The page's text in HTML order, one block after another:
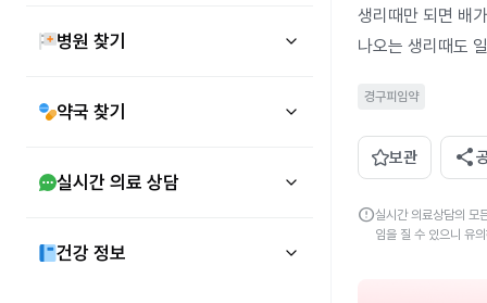
병원 찾기
약국 찾기
실시간 의료 상담
건강 정보
생리때만 되면 배
나오는 생리때도
경구피임약
보관 share
error실시간 의료상담의 모
임을 질 수 있으니 유